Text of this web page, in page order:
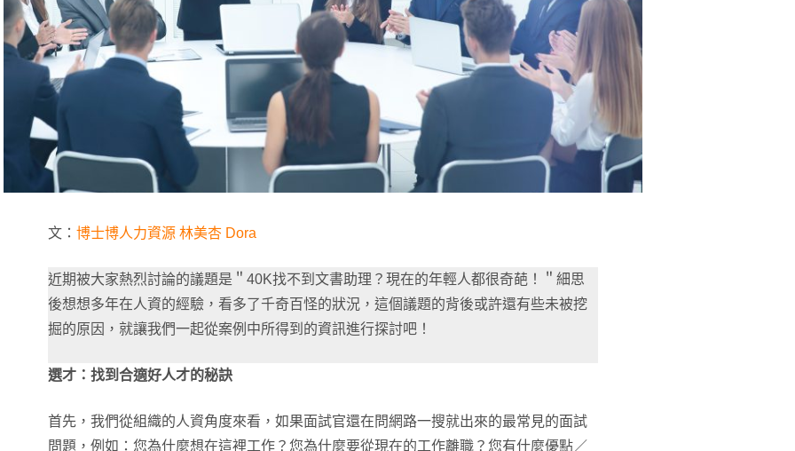
文： 博士博人力資源 林美杏 Dora
近期被大家熱烈討論的議題是＂40K找不到文書助理？現在的年輕人都很奇葩！＂細思
後想想多年在人資的經驗，看多了千奇百怪的狀況，這個議題的背後或許還有些未被挖
掘的原因，就讓我們一起從案例中所得到的資訊進行探討吧！
選才：找到合適好人才的秘訣
首先，我們從組織的人資角度來看，如果面試官還在問網路一搜就出來的最常見的面試
問題，例如：您為什麼想在這裡工作？您為什麼要從現在的工作離職？您有什麼優點／